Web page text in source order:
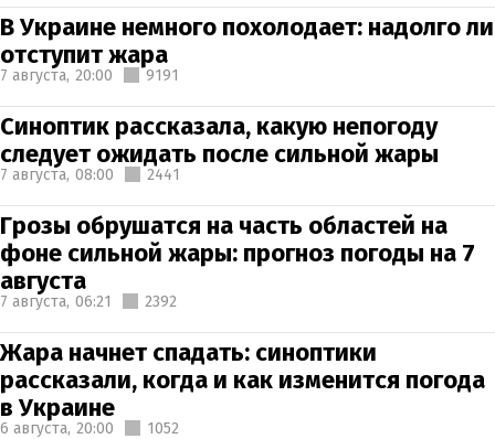
В Украине немного похолодает: надолго ли
отступит жара
7 августа, 20:00 9191
Синоптик рассказала, какую непогоду
следует ожидать после сильной жары
7 августа, 08:00 2441
Грозы обрушатся на часть областей на
фоне сильной жары: прогноз погоды на 7
августа
7 августа, 06:21 2392
Жара начнет спадать: синоптики
рассказали, когда и как изменится погода
в Украине
6 августа, 20:00 1052